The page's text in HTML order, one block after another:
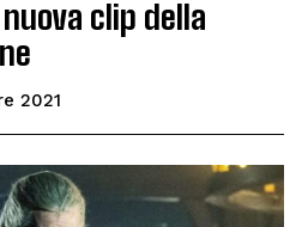
clip della
2021